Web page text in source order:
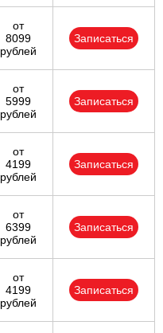
от
8099
рублей
Записаться
от
5999
рублей
Записаться
от
4199
рублей
Записаться
от
6399
рублей
Записаться
от
4199
рублей
Записаться